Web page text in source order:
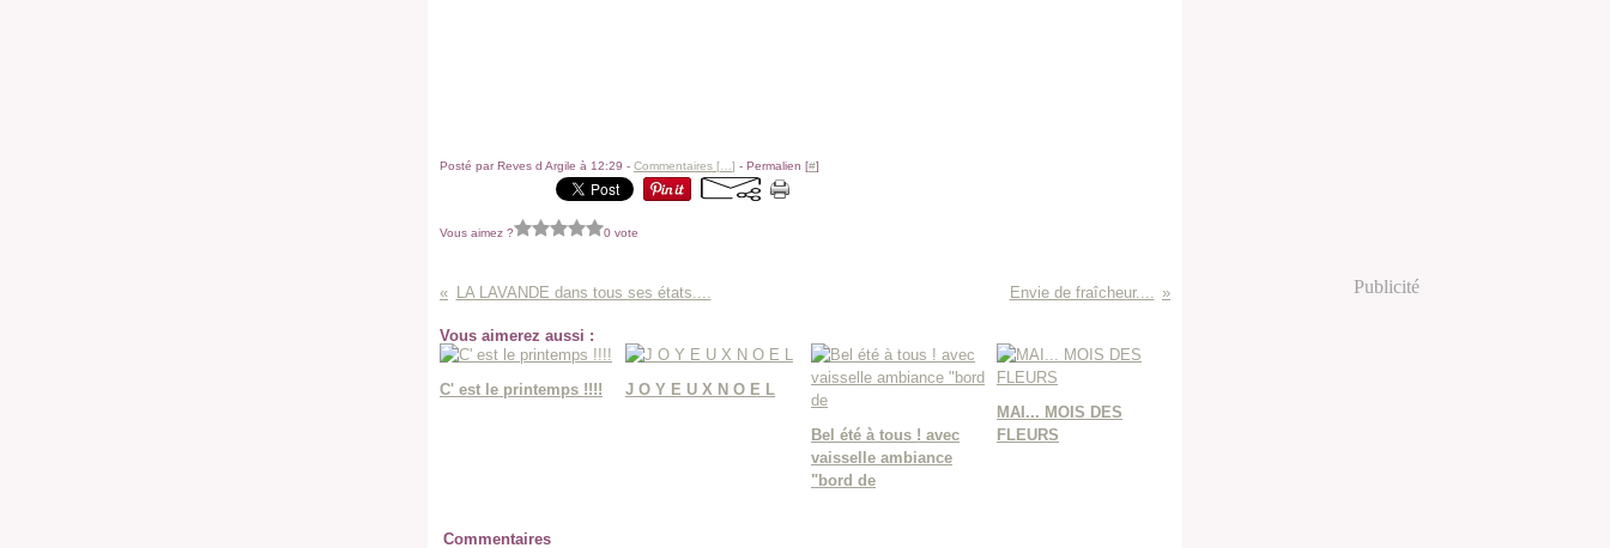
Posté par Reves d Argile à 12:29 - Commentaires [ ] - Permalien [#]
Vous aimez ? 0 vote
LA LAVANDE dans tous ses états.... Envie de fraîcheur....
Vous aimerez aussi :
C' est le printemps !!!! J O Y E U X N O E L
Bel été à tous ! avec
vaisselle ambiance
"bord de
MAI... MOIS DES
FLEURS
Commentaires
Publicité